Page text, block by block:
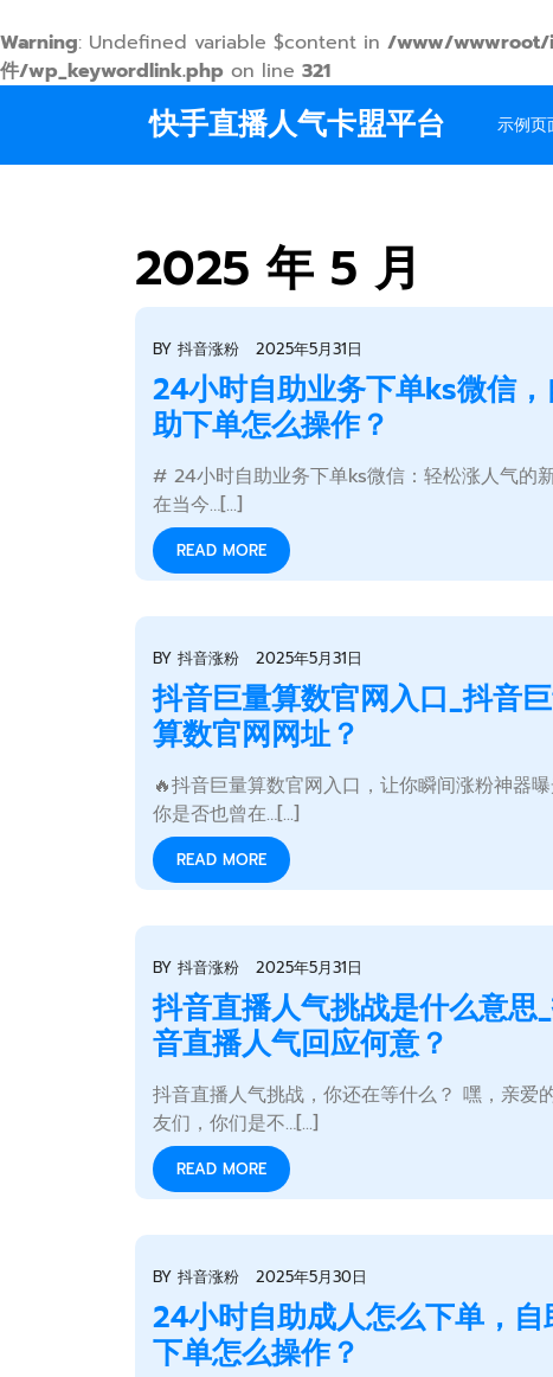
Warning: Undefined variable $content in /www/wwwroot/
件/wp_keywordlink.php on line 321
快手直播人气卡盟平台 示例页
2025 年 5 月
BY 抖音涨粉 2025年5月31日
24小时自助业务下单ks微信，
助下单怎么操作？
# 24小时自助业务下单ks微信：轻松涨人气的
在当今…[...]
READ MORE
BY 抖音涨粉 2025年5月31日
抖音巨量算数官网入口_抖音
算数官网网址？
🔥抖音巨量算数官网入口，让你瞬间涨粉神器曝
你是否也曾在…[...]
READ MORE
BY 抖音涨粉 2025年5月31日
抖音直播人气挑战是什么意思
音直播人气回应何意？
抖音直播人气挑战，你还在等什么？ 嘿，亲爱
友们，你们是不…[...]
READ MORE
BY 抖音涨粉 2025年5月30日
24小时自助成人怎么下单，自
下单怎么操作？